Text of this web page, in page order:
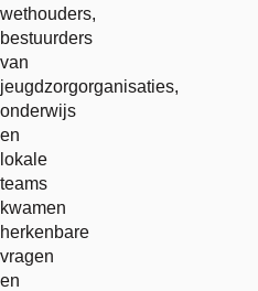
wethouders,
bestuurders
van
jeugdzorgorganisaties,
onderwijs
en
lokale
teams
kwamen
herkenbare
vragen
en